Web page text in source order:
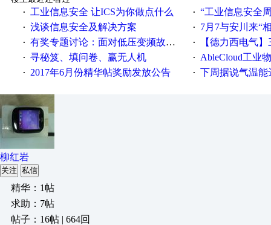
·
工业信息安全 让ICS为你做点什么 · “工业信息安全周之我见”
· 浅谈信息安全及解决方案 · 7月7与安川来“
· 有奖专题讨论：面对低压变频故障，老手是这样解决的！ · 【德力西电气】三
· 寻秘笈、填问卷、赢无人机 · AbleCloud工业物联
· 2017年6月份精华帖奖励发放公告 · 下周据说气温能
柳红岩
关注 私信
精华：1帖
求助：7帖
帖子：16帖 | 664回